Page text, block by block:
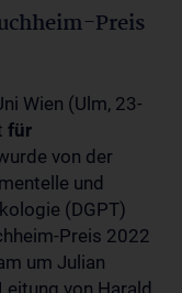
Preis
Wien (Ulm, 23-
für
von der
und
(DGPT)
Preis 2022
um Julian
von Harald